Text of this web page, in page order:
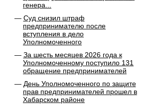
генера...
Суд снизил штраф
предпринимателю после
вступления в дело
Уполномоченного
За шесть месяцев 2026 года к
Уполномоченному поступило 131
обращение предпринимателей
День Уполномоченного по защите
прав предпринимателей прошел в
Хабарском районе